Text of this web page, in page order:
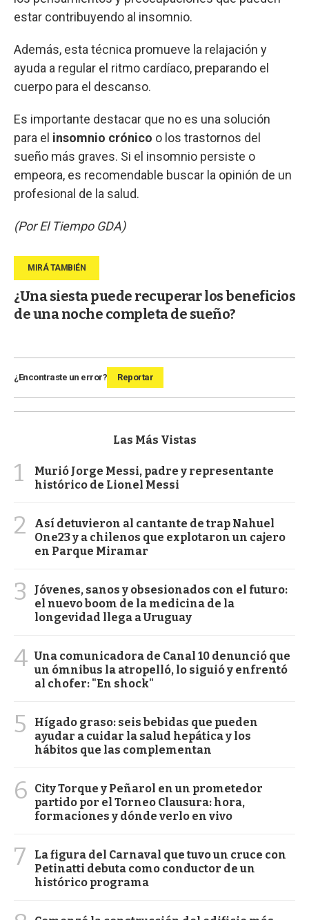
estar contribuyendo al insomnio.
Además, esta técnica promueve la relajación y
ayuda a regular el ritmo cardíaco, preparando el
cuerpo para el descanso.
Es importante destacar que no es una solución
para el insomnio crónico o los trastornos del
sueño más graves. Si el insomnio persiste o
empeora, es recomendable buscar la opinión de un
profesional de la salud.
(Por El Tiempo GDA)
¿Una siesta puede recuperar los beneficios
de una noche completa de sueño?
¿Encontraste un error? Reportar
Las Más Vistas
1
Murió Jorge Messi, padre y representante
histórico de Lionel Messi
2
Así detuvieron al cantante de trap Nahuel
One23 y a chilenos que explotaron un cajero
en Parque Miramar
3
Jóvenes, sanos y obsesionados con el futuro:
el nuevo boom de la medicina de la
longevidad llega a Uruguay
4 Una comunicadora de Canal 10 denunció que
un ómnibus la atropelló, lo siguió y enfrentó
al chofer: "En shock"
5
Hígado graso: seis bebidas que pueden
ayudar a cuidar la salud hepática y los
hábitos que las complementan
6
City Torque y Peñarol en un prometedor
partido por el Torneo Clausura: hora,
formaciones y dónde verlo en vivo
7
La figura del Carnaval que tuvo un cruce con
Petinatti debuta como conductor de un
histórico programa